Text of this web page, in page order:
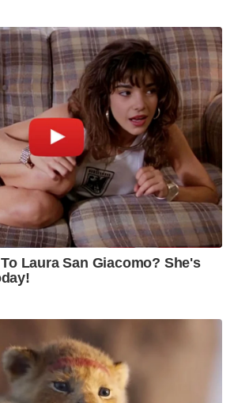
Laura San Giacomo? She's